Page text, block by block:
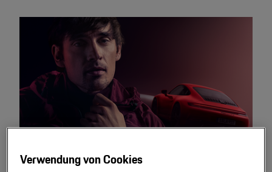
Verwendung von Cookies